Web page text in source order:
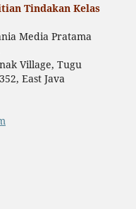
Tindakan Kelas
Media Pratama
Village, Tugu
East Java